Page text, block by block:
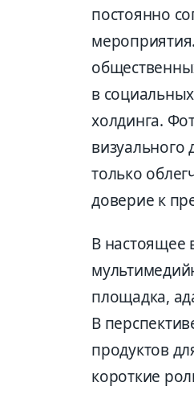
постоянно
в
холдинга.
только
доверие к
В настоящее
площадка,
В
продуктов
короткие